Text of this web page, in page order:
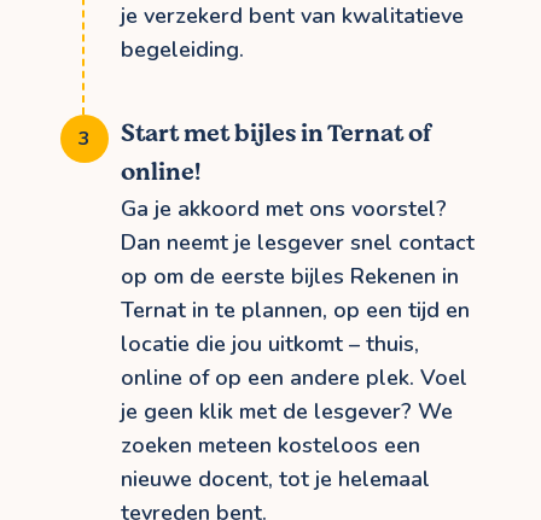
je verzekerd bent van kwalitatieve
begeleiding.
Start met bijles in Ternat of
online!
Ga je akkoord met ons voorstel?
Dan neemt je lesgever snel contact
op om de eerste bijles Rekenen in
Ternat in te plannen, op een tijd en
locatie die jou uitkomt – thuis,
online of op een andere plek. Voel
je geen klik met de lesgever? We
zoeken meteen kosteloos een
nieuwe docent, tot je helemaal
tevreden bent.